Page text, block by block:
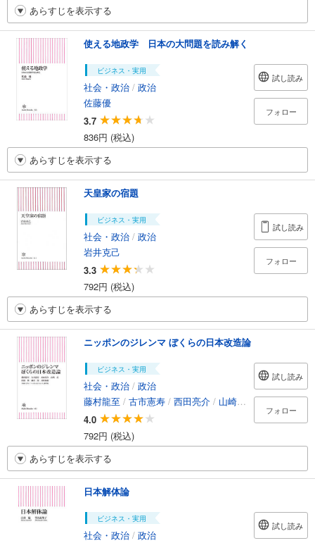
あらすじを表示する
使える地政学 日本の大問題を読み解く
ビジネス・実用
社会・政治 / 政治
佐藤優
3.7
836円 (税込)
試し読み
フォロー
あらすじを表示する
天皇家の宿題
ビジネス・実用
社会・政治 / 政治
岩井克己
3.3
792円 (税込)
試し読み
フォロー
あらすじを表示する
ニッポンのジレンマ ぼくらの日本改造論
ビジネス・実用
社会・政治 / 政治
藤村龍至 / 古市憲寿 / 西田亮介 / 山崎亮 /開沼博/藤沢
4.0
792円 (税込)
試し読み
フォロー
あらすじを表示する
日本解体論
ビジネス・実用
社会・政治 / 政治
試し読み